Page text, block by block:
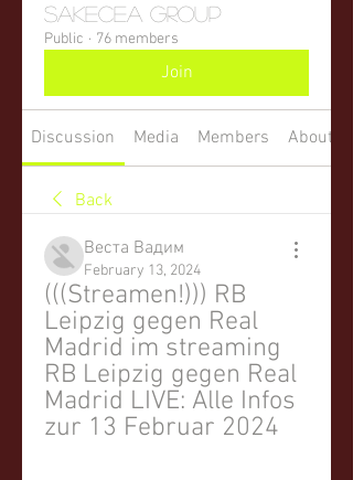
sakecea Group
Public · 76 members
Join
Discussion Media Members About
Back
Веста Вадим
February 13, 2024
(((Streamen!))) RB
Leipzig gegen Real
Madrid im streaming
RB Leipzig gegen Real
Madrid LIVE: Alle Infos
zur 13 Februar 2024